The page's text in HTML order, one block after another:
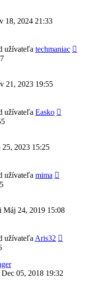
18, 2024 21:33
užívateľa techmaniac
21, 2023 19:55
užívateľa Easko
25, 2023 15:25
užívateľa mima
Máj 24, 2019 15:08
užívateľa Aris32
Dec 05, 2018 19:32